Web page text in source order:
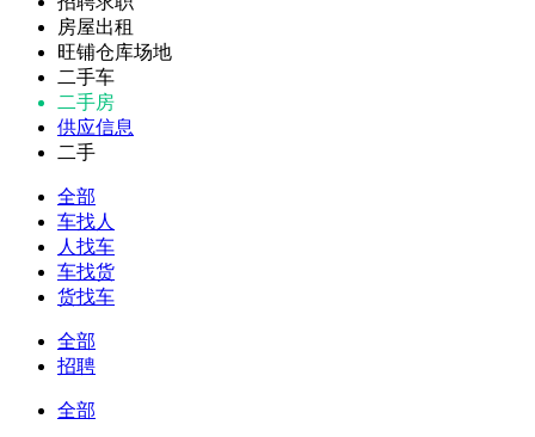
房屋出租
旺铺仓库场地
二手车
二手房
供应信息
二手
全部
车找人
人找车
车找货
货找车
全部
招聘
全部